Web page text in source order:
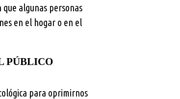
algunas personas
en el hogar o en el
PÚBLICO
para oprimirnos